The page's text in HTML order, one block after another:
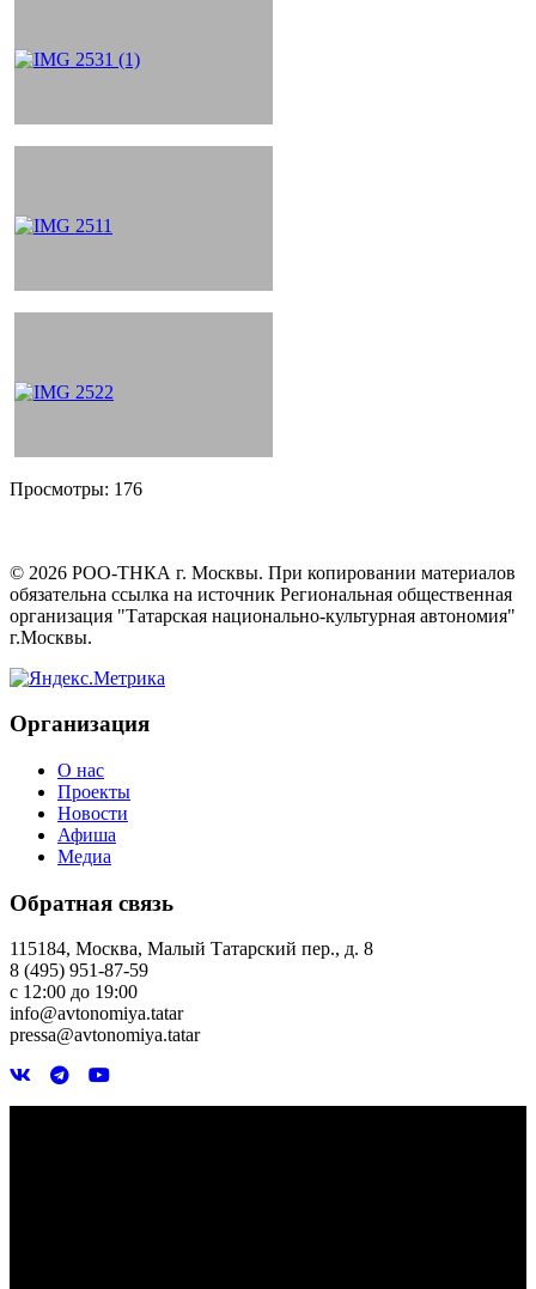
Просмотры: 176
© 2026 РОО-ТНКА г. Москвы. При копировании материалов
обязательна ссылка на источник Региональная общественная
организация "Татарская национально-культурная автономия"
г.Москвы.
Организация
О нас
Проекты
Новости
Афиша
Медиа
Обратная связь
115184, Москва, Малый Татарский пер., д. 8
8 (495) 951-87-59
с 12:00 до 19:00
info@avtonomiya.tatar
pressa@avtonomiya.tatar